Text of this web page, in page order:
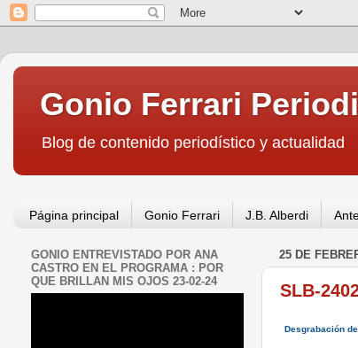
Gonio Ferrari
Blog de contenido periodístico y actualidad
Página principal Gonio Ferrari J.B. Alberdi
25 DE
SLB-
Desgrabación
GONIO ENTREVISTADO POR ANA
CASTRO EN EL PROGRAMA : POR
QUE BRILLAN MIS OJOS 23-02-24